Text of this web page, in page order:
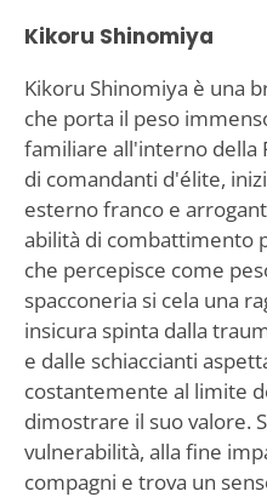
Kikoru Shinomiya
Kikoru Shinomiya è una
che porta il peso
familiare all'interno della
di comandanti d'élite,
esterno franco e
abilità di combattimento
che percepisce come
spacconeria si cela una
insicura spinta dalla
e dalle schiaccianti
costantemente al limite
dimostrare il suo valore.
vulnerabilità, alla fine
compagni e trova un